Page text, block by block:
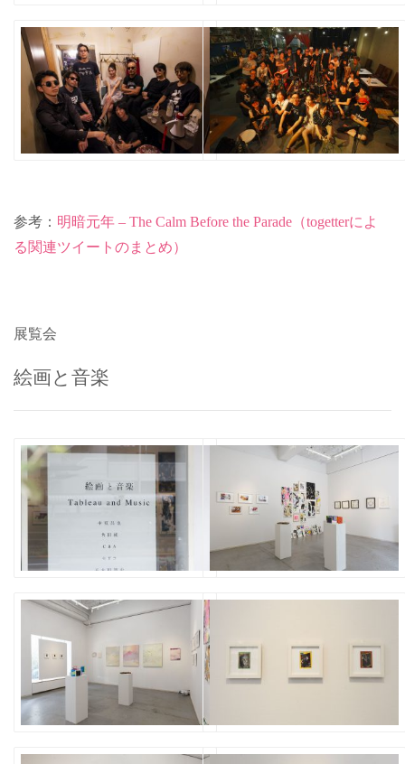
参考： 明暗元年 – The Calm Before the Parade（togetterによ
る関連ツイートのまとめ）
展覧会
絵画と音楽